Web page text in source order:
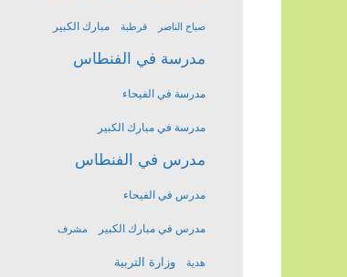
صباح الناصر قرطبة مبارك الكبير
مدرسة في الفنطاس
مدرسة في الفيحاء
مدرسة في مبارك الكبير
مدرس في الفنطاس
مدرس في الفيحاء
مدرس في مبارك الكبير مشرف
هدية وزارة التربية